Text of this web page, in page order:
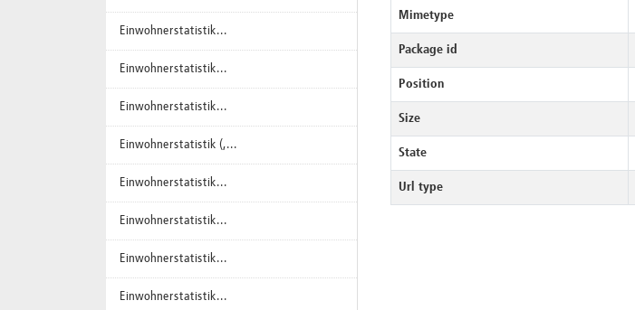
Einwohnerstatistik...
Einwohnerstatistik...
Einwohnerstatistik...
Einwohnerstatistik (,...
Einwohnerstatistik...
Einwohnerstatistik...
Einwohnerstatistik...
Einwohnerstatistik...
Mimetype
Package id
Position
Size
State
Url type